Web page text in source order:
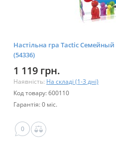
Настільна гра Tactic
(54336)
1 119 грн.
Наявність: На складі (1-3 дні)
Код товару: 600110
Гарантія: 0 міс.
0